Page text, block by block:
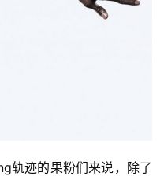
轨迹的果粉们来说，除了